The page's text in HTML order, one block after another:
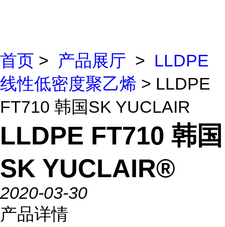
首页 > 产品展厅 > LLDPE
线性低密度聚乙烯 > LLDPE
FT710 韩国SK YUCLAIR
LLDPE FT710 韩国
SK YUCLAIR®
2020-03-30
产品详情